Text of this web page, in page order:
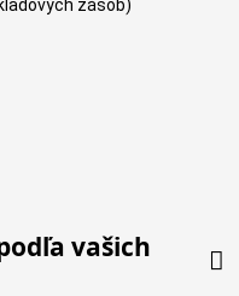
zásob)
vašich